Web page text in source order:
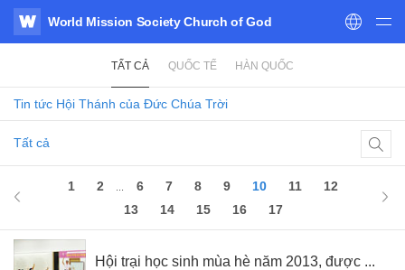
WATV
World Mission Society Church of God
TẤT CẢ QUỐC TẾ HÀN QUỐC
Tin tức Hội Thánh của Đức Chúa Trời
Tất cả
1 2 6 7 8 9 10 11
12
13
14 15 16 17
Hội trại học sinh mùa hè năm 2013, được ...